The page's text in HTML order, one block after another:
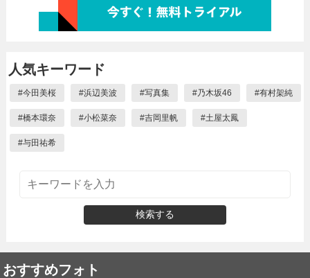
人気キーワード
#今田美桜 #浜辺美波 #写真集 #乃木坂46 #有村架純
#橋本環奈 #小松菜奈 #吉岡里帆 #土屋太鳳
#与田祐希
検索する
おすすめフォト